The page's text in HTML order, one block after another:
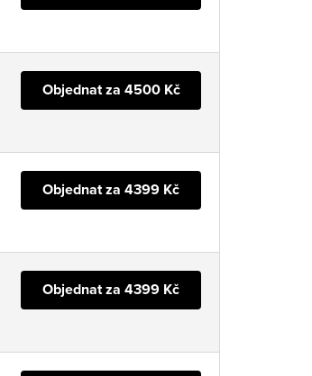
Objednat za 4500 Kč
Objednat za 4399 Kč
Objednat za 4399 Kč